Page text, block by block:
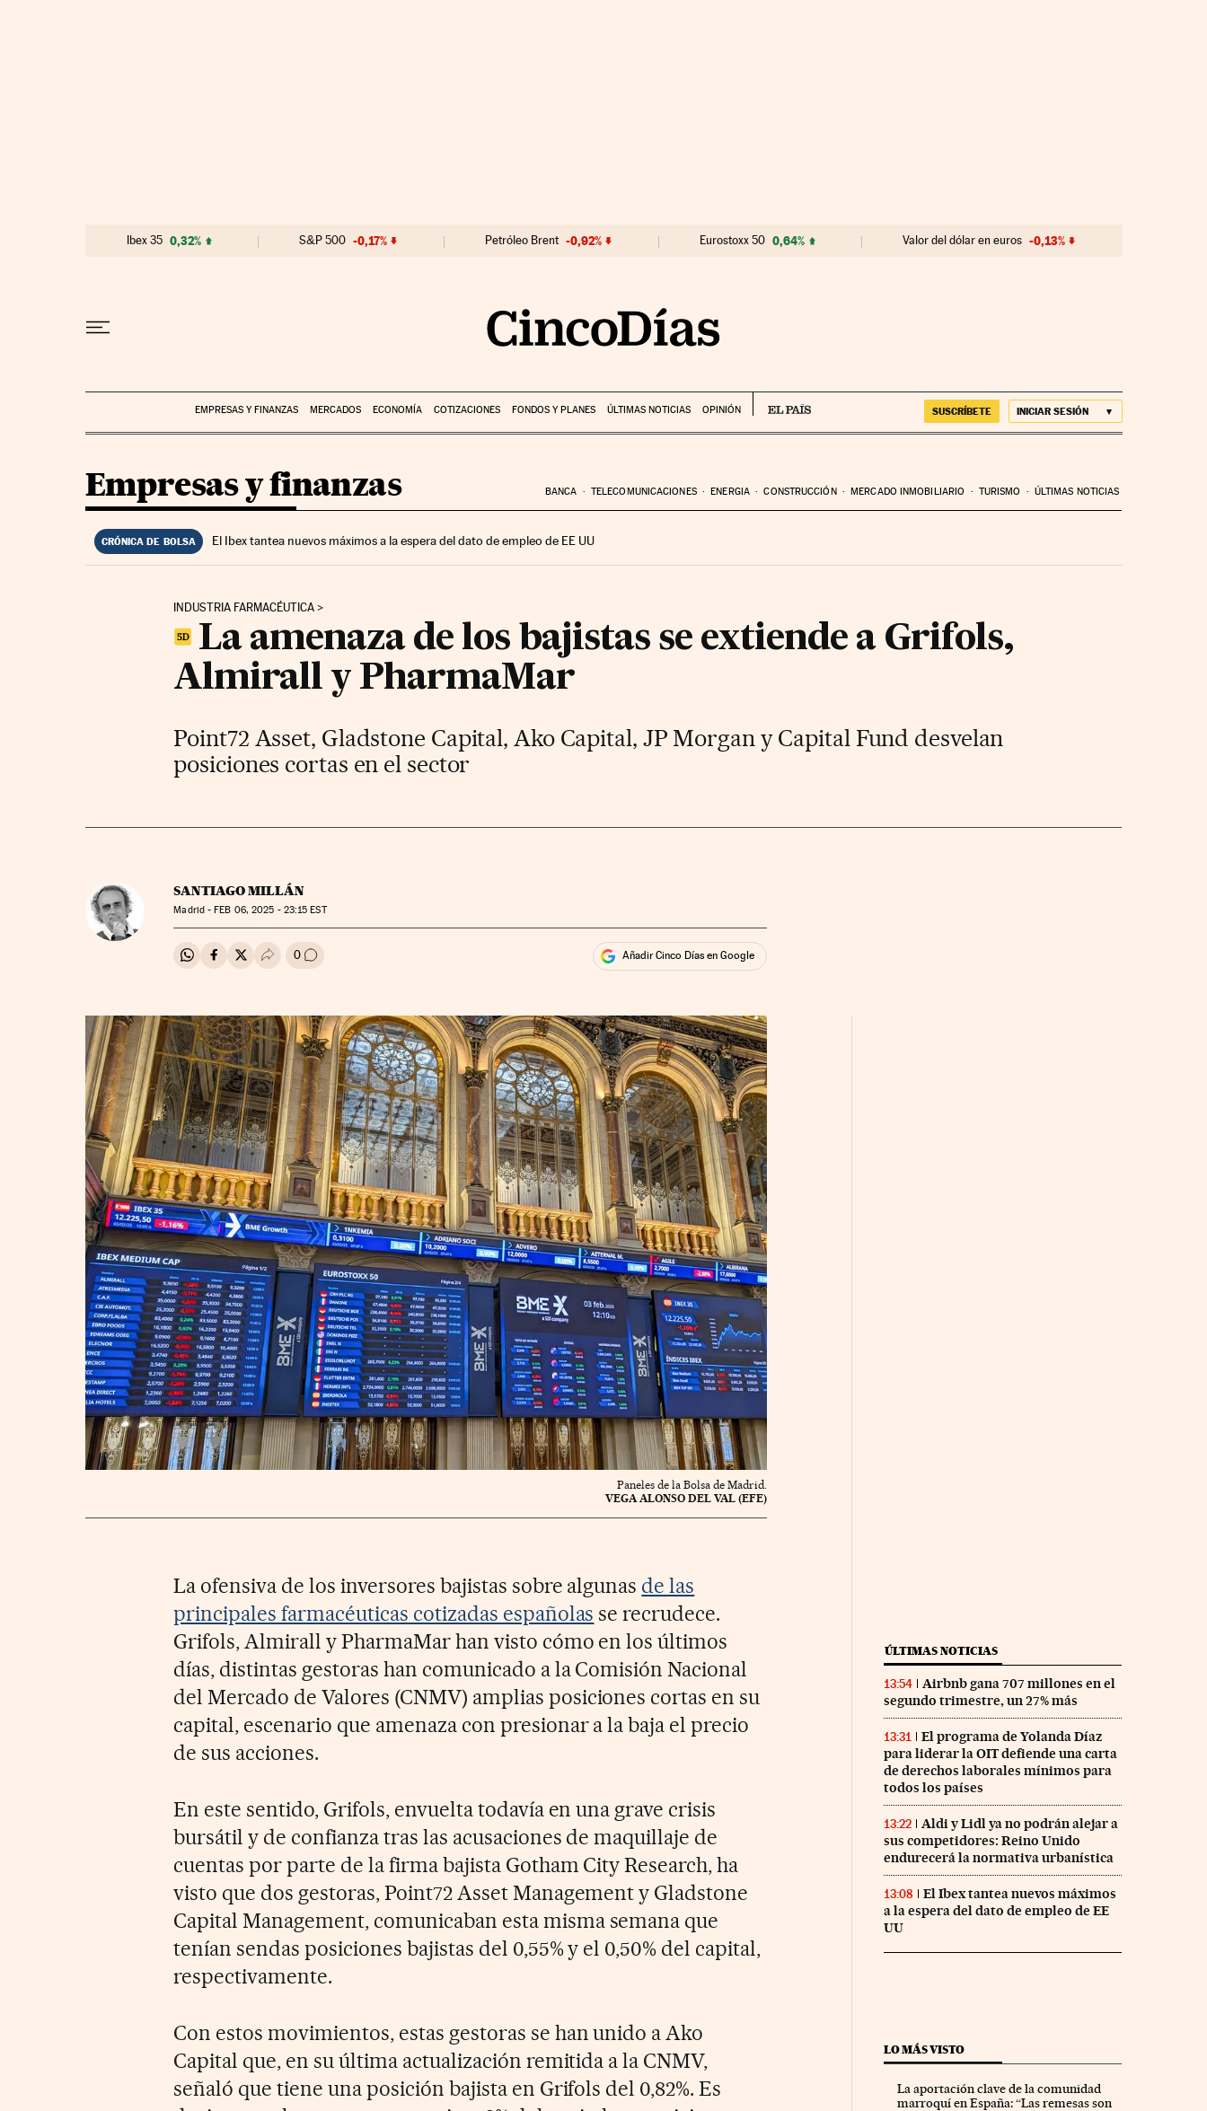
Ibex 35 0,32% S&P 500 -0,17% Petróleo Brent -0,92% Eurostoxx 50 0,64% Valor del dólar en euros -0,13%
EMPRESAS Y FINANZAS MERCADOS ECONOMÍA COTIZACIONES FONDOS Y PLANES ÚLTIMAS NOTICIAS OPINIÓN SUSCRÍBETE INICIAR SESIÓN
Empresas y finanzas BANCA TELECOMUNICACIONES ENERGIA CONSTRUCCIÓN MERCADO INMOBILIARIO TURISMO ÚLTIMAS NOTICIAS
CRÓNICA DE BOLSA El Ibex tantea nuevos máximos a la espera del dato de empleo de EE UU
INDUSTRIA FARMACÉUTICA
La amenaza de los bajistas se extiende a Grifols,
Almirall y PharmaMar
Point72 Asset, Gladstone Capital, Ako Capital, JP Morgan y Capital Fund desvelan
posiciones cortas en el sector
SANTIAGO MILLÁN
Madrid -FEB 06, 2025 - 23:15 EST
Compartir en Whatsapp
Compartir en Facebook
Compartir en Twitter
Desplegar Redes Sociales
0 Ir a los comentarios Añadir Cinco Días en Google
Paneles de la Bolsa de Madrid.
VEGA ALONSO DEL VAL (EFE)
La ofensiva de los inversores bajistas sobre algunas de las
principales farmacéuticas cotizadas españolas se recrudece.
Grifols, Almirall y PharmaMar han visto cómo en los últimos
días, distintas gestoras han comunicado a la Comisión Nacional
del Mercado de Valores (CNMV) amplias posiciones cortas en su
capital, escenario que amenaza con presionar a la baja el precio
de sus acciones.
En este sentido, Grifols, envuelta todavía en una grave crisis
bursátil y de confianza tras las acusaciones de maquillaje de
cuentas por parte de la firma bajista Gotham City Research, ha
visto que dos gestoras, Point72 Asset Management y Gladstone
Capital Management, comunicaban esta misma semana que
tenían sendas posiciones bajistas del 0,55% y el 0,50% del capital,
respectivamente.
Con estos movimientos, estas gestoras se han unido a Ako
Capital que, en su última actualización remitida a la CNMV,
señaló que tiene una posición bajista en Grifols del 0,82%. Es
ÚLTIMAS NOTICIAS
13:54
Airbnb gana 707 millones en el
segundo trimestre, un 27% más
13:31
El programa de Yolanda Díaz
para liderar la OIT defiende una carta
de derechos laborales mínimos para
todos los países
13:22
Aldi y Lidl ya no podrán alejar a
sus competidores: Reino Unido
endurecerá la normativa urbanística
13:08
El Ibex tantea nuevos máximos
a la espera del dato de empleo de EE
UU
LO MÁS VISTO
La aportación clave de la comunidad
marroquí en España: “Las remesas son